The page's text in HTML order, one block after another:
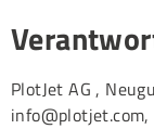
PlotJet AG ,